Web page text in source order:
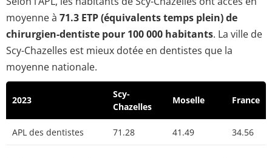
moyenne à 71.3 ETP (équivalents temps plein) de
chirurgien-dentiste pour 100 000 habitants. La ville de
Scy-Chazelles est mieux dotée en dentistes que la
moyenne nationale.
2023
Scy-
Chazelles
Moselle France
APL des dentistes 71.28 41.49 34.56